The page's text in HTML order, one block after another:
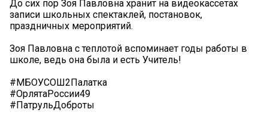
До сих пор Зоя Павловна хранит на видеокассетах
записи школьных спектаклей, постановок,
праздничных мероприятий.
Зоя Павловна с теплотой вспоминает годы работы в
школе, ведь она была и есть Учитель!
#МБОУСОШ2Палатка
#ОрлятаРоссии49
#ПатрульДоброты